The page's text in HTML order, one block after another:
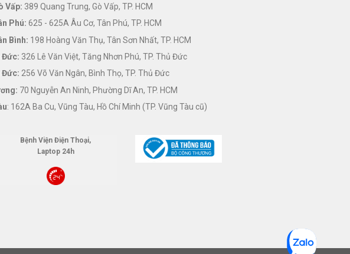
Vấp: 389 Quang Trung, Gò Vấp, TP. HCM
Phú: 625 - 625A Âu Cơ, Tân Phú, TP. HCM
Bình: 198 Hoàng Văn Thụ, Tân Sơn Nhất, TP. HCM
Đức: 326 Lê Văn Việt, Tăng Nhơn Phú, TP. Thủ Đức
Đức: 256 Võ Văn Ngân, Bình Thọ, TP. Thủ Đức
70 Nguyễn An Ninh, Phường Dĩ An, TP. HCM
: 162A Ba Cu, Vũng Tàu, Hồ Chí Minh (TP. Vũng Tàu cũ)
Bệnh Viện Điện Thoại,
Laptop 24h